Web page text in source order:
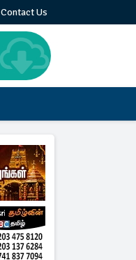
Contact Us